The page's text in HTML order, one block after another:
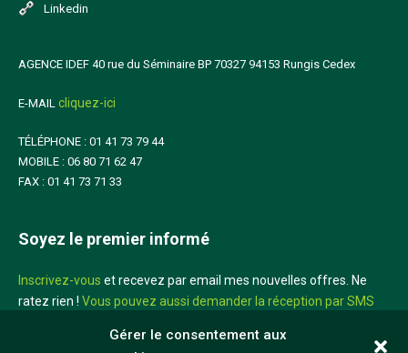
Gérer le consentement aux
Linkedin
AGENCE IDEF 40 rue du Séminaire BP 70327 94153 Rungis Cedex
E-MAIL cliquez-ici
TÉLÉPHONE : 01 41 73 79 44
MOBILE : 06 80 71 62 47
FAX : 01 41 73 71 33
Soyez le premier informé
Inscrivez-vous et recevez par email mes nouvelles offres. Ne
ratez rien ! Vous pouvez aussi demander la réception par SMS